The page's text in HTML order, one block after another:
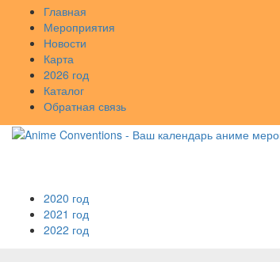
Главная
Мероприятия
Новости
Карта
2026 год
Каталог
Обратная связь
2020 год
2021 год
2022 год